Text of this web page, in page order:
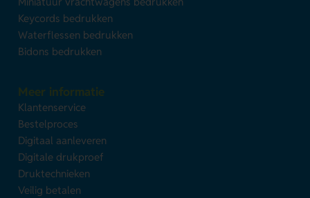
Keycords bedrukken
Waterflessen bedrukken
Bidons bedrukken
Meer informatie
Klantenservice
Bestelproces
Digitaal aanleveren
Digitale drukproef
Druktechnieken
Veilig betalen